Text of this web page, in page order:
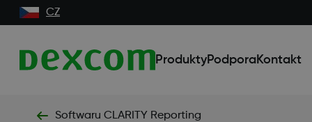
CZ
ProduktyPodporaKontakt
Softwaru CLARITY Reporting